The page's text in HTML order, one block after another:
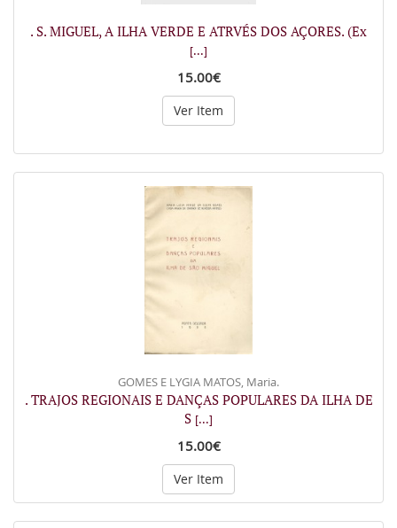
. S. MIGUEL, A ILHA VERDE E ATRVÉS DOS AÇORES. (Ex
[...]
15.00€
Ver Item
GOMES E LYGIA MATOS, Maria.
. TRAJOS REGIONAIS E DANÇAS POPULARES DA ILHA DE
S [...]
15.00€
Ver Item